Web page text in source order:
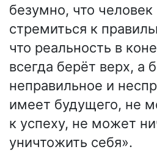
безумно, что
стремиться к
что реальность в
всегда берëт верх, а
неправильное и
имеет будущего, не
к успеху, не может
уничтожить себя».